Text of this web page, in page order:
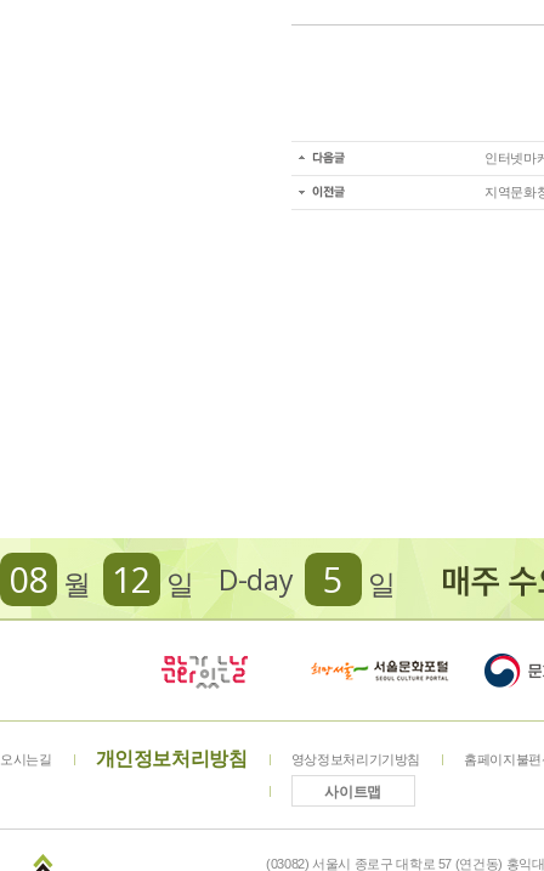
인터넷마
지역문화
D-day 5 일
08 월 12 일
오시는길 개인정보처리방침 영상정보처리기기방침 홈페이지불
사이트맵
(03082) 서울시 종로구 대학로 57 (연건동) 홍익